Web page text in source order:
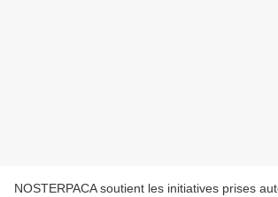
NOSTERPACA soutient les initiatives prises